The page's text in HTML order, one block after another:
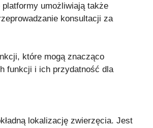
platformy umożliwiają także
konsultacji za
które mogą znacząco
funkcji i ich przydatność dla
lokalizację zwierzęcia. Jest